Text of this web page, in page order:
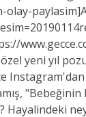
olay-
yeni yıl
"Bebeğinin
Hayalindeki